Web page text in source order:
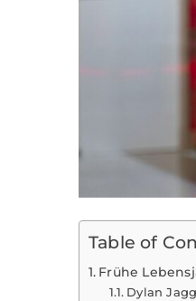
Table of
Frühe
Dylan